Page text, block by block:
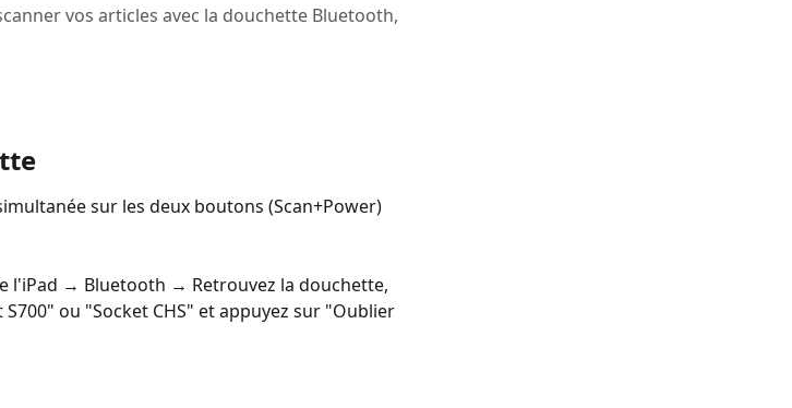
vos articles avec la douchette Bluetooth,
sur les deux boutons (Scan+Power)
l'iPad → Bluetooth → Retrouvez la douchette,
ou "Socket CHS" et appuyez sur "Oublier